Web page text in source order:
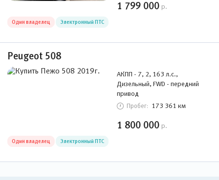
1 799 000 р.
Один владелец Электронный ПТС
Peugeot 508
АКПП - 7, 2, 163 л.с.,
Дизельный, FWD - передний
привод
Пробег: 173 361 км
1 800 000 р.
Один владелец Электронный ПТС